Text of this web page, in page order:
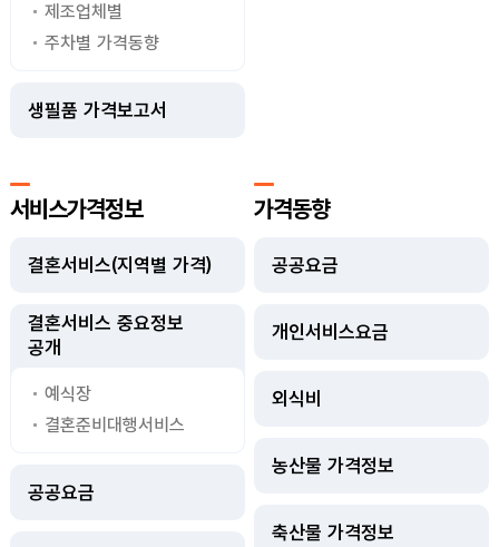
제조업체별
주차별 가격동향
생필품 가격보고서
서비스가격정보
결혼서비스(지역별 가격)
결혼서비스 중요정보
공개
예식장
결혼준비대행서비스
공공요금
가격동향
공공요금
개인서비스요금
외식비
농산물 가격정보
축산물 가격정보